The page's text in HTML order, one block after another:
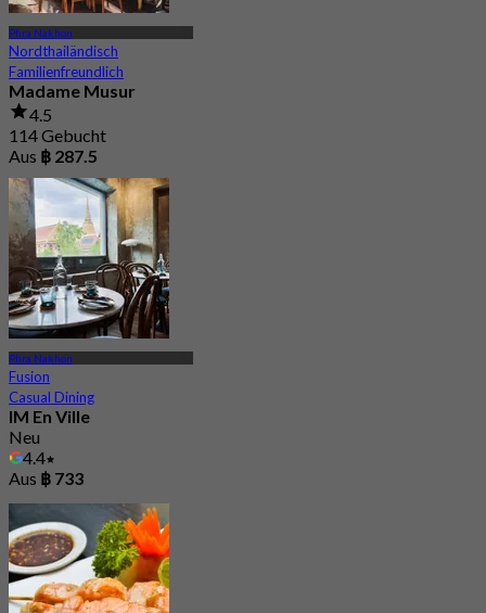
Phra Nakhon
Nordthailändisch
Familienfreundlich
Madame Musur
4.5
114 Gebucht
Aus ฿ 287.5
Phra Nakhon
Fusion
Casual Dining
IM En Ville
Neu
4.4
Aus ฿ 733